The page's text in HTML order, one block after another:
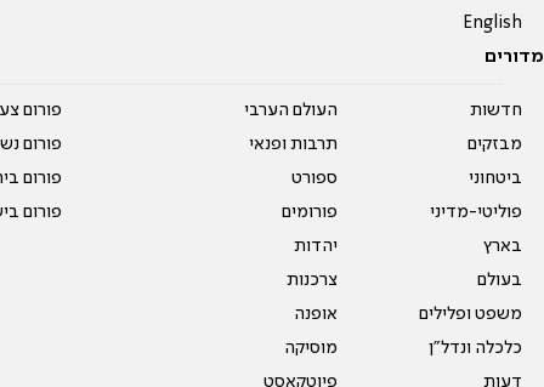
English
מדורים
חדשות
מבזקים
ביטחוני
פוליטי-מדיני
בארץ
בעולם
משפט ופלילים
כלכלה ונדל"ן
דעות
העולם הערבי
תרבות ופנאי
ספורט
פורומים
יהדות
צרכנות
אופנה
מוסיקה
פיוטקאסט
פורום
פורום
פורום
פורום